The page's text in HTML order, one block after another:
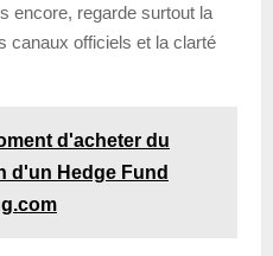
encore, regarde surtout la
canaux officiels et la clarté
d'acheter du
d'un Hedge Fund